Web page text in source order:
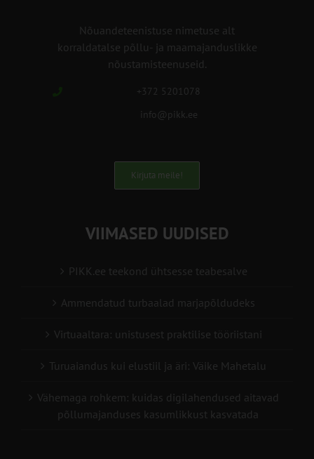
Nõuandeteenistuse nimetuse alt
korraldatalse põllu- ja maamajanduslikke
nõustamisteenuseid.
+372 5201078
info@pikk.ee
Kirjuta meile!
VIIMASED UUDISED
PIKK.ee teekond ühtsesse teabesalve
Ammendatud turbaalad marjapõldudeks
Virtuaaltara: unistusest praktilise tööriistani
Turuaiandus kui elustiil ja äri: Väike Mahetalu
Vähemaga rohkem: kuidas digilahendused aitavad
põllumajanduses kasumlikkust kasvatada